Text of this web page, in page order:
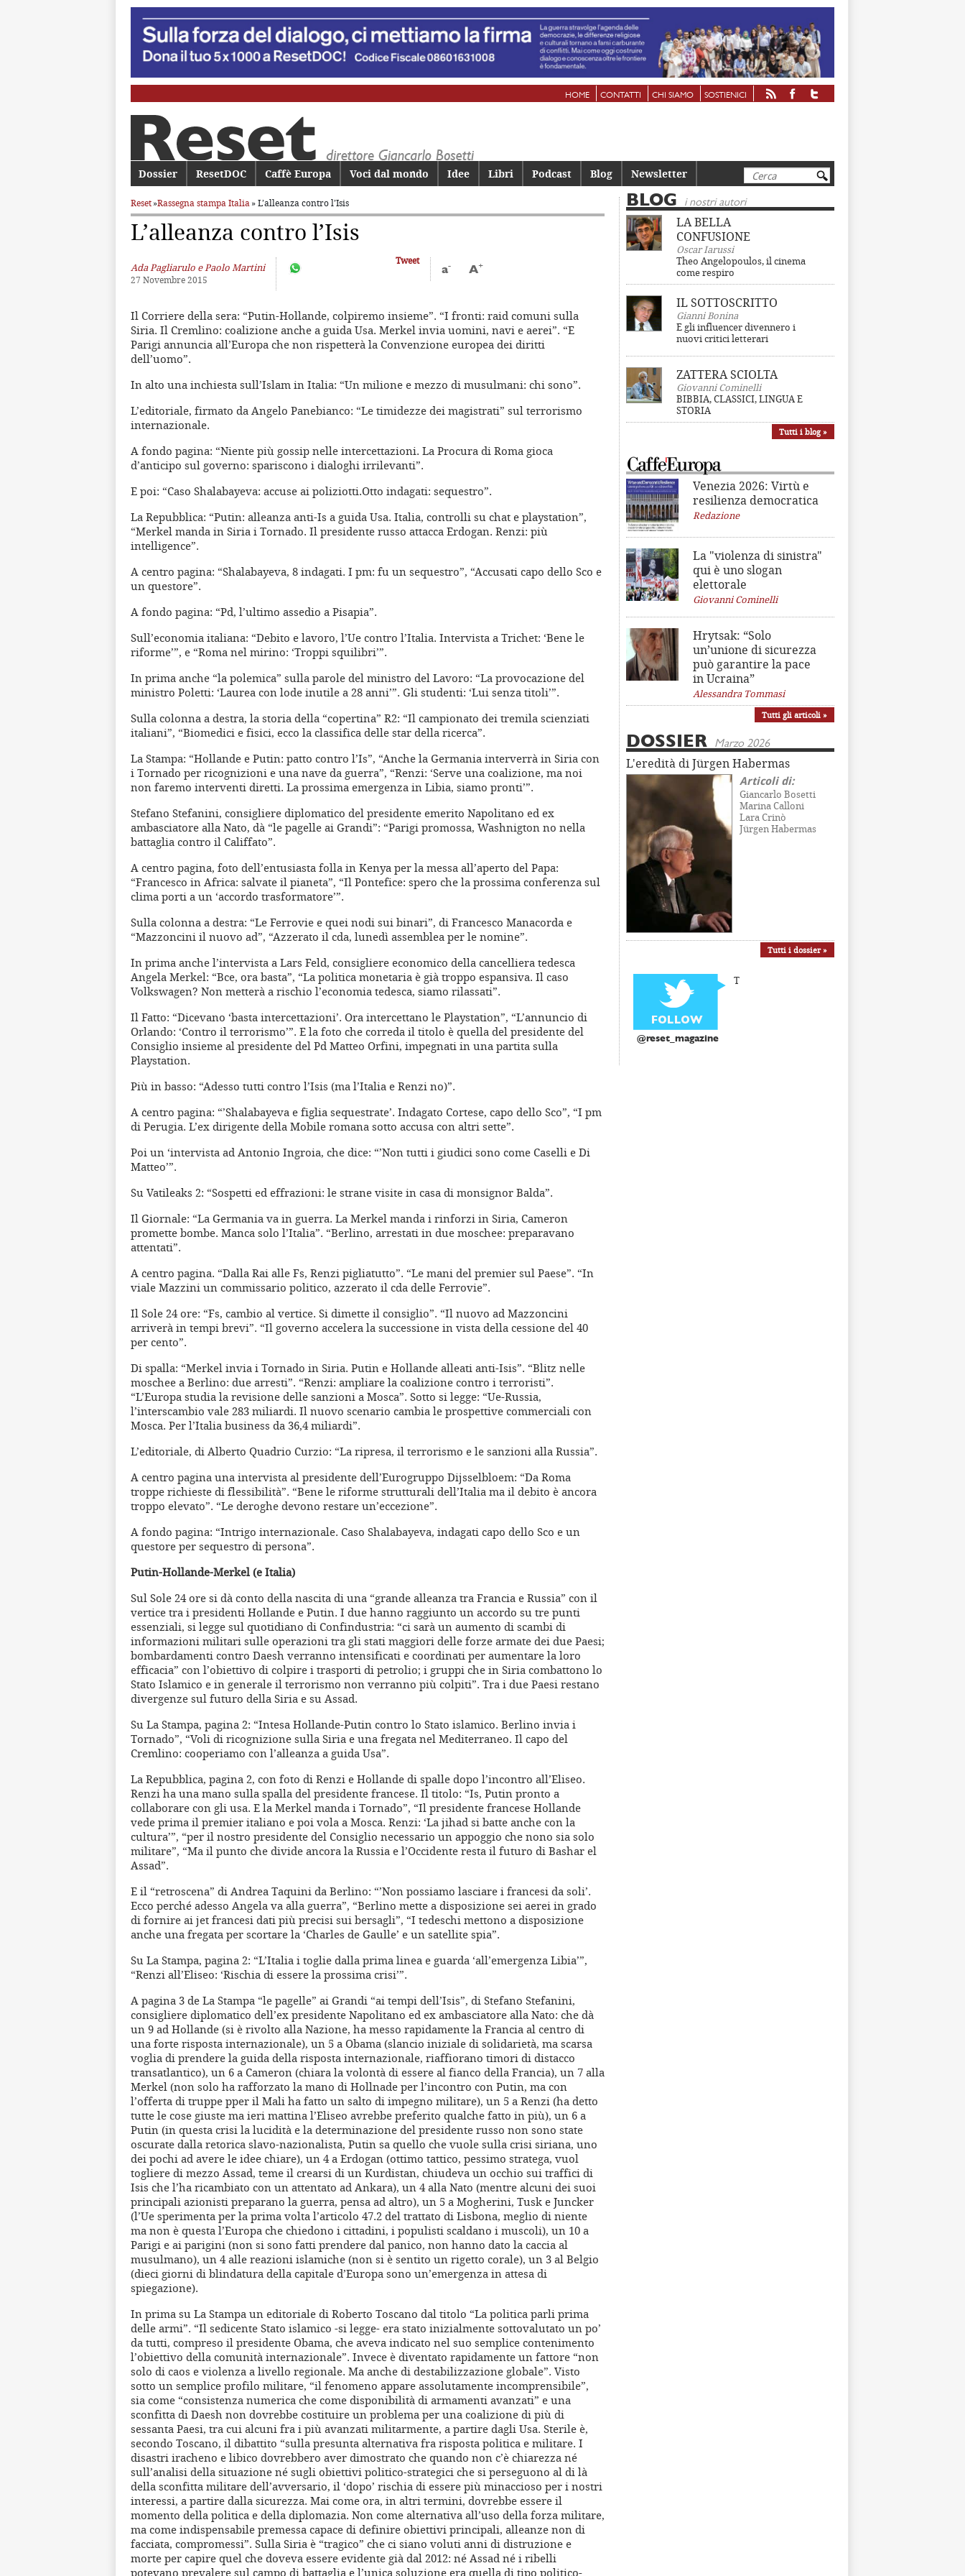
HOME CONTATTI CHI SIAMO SOSTIENICI
Cerca
Menu principale
Vai al contenuto principale
Vai al contenuto secondario
Dossier ResetDOC Caffè Europa Voci dal mondo Idee Libri Podcast Blog Newsletter
Reset»Rassegna stampa Italia» L’alleanza contro l’Isis
L’alleanza contro l’Isis
Ada Pagliarulo e Paolo Martini
27 Novembre 2015
Tweet
a- A+
Il Corriere della sera: “Putin-Hollande, colpiremo insieme”. “I fronti: raid comuni sulla
Siria. Il Cremlino: coalizione anche a guida Usa. Merkel invia uomini, navi e aerei”. “E
Parigi annuncia all’Europa che non rispetterà la Convenzione europea dei diritti
dell’uomo”.
In alto una inchiesta sull’Islam in Italia: “Un milione e mezzo di musulmani: chi sono”.
L’editoriale, firmato da Angelo Panebianco: “Le timidezze dei magistrati” sul terrorismo
internazionale.
A fondo pagina: “Niente più gossip nelle intercettazioni. La Procura di Roma gioca
d’anticipo sul governo: spariscono i dialoghi irrilevanti”.
E poi: “Caso Shalabayeva: accuse ai poliziotti.Otto indagati: sequestro”.
La Repubblica: “Putin: alleanza anti-Is a guida Usa. Italia, controlli su chat e playstation”,
“Merkel manda in Siria i Tornado. Il presidente russo attacca Erdogan. Renzi: più
intelligence”.
A centro pagina: “Shalabayeva, 8 indagati. I pm: fu un sequestro”, “Accusati capo dello Sco e
un questore”.
A fondo pagina: “Pd, l’ultimo assedio a Pisapia”.
Sull’economia italiana: “Debito e lavoro, l’Ue contro l’Italia. Intervista a Trichet: ‘Bene le
riforme’”, e “Roma nel mirino: ‘Troppi squilibri’”.
In prima anche “la polemica” sulla parole del ministro del Lavoro: “La provocazione del
ministro Poletti: ‘Laurea con lode inutile a 28 anni’”. Gli studenti: ‘Lui senza titoli’”.
Sulla colonna a destra, la storia della “copertina” R2: “Il campionato dei tremila scienziati
italiani”, “Biomedici e fisici, ecco la classifica delle star della ricerca”.
La Stampa: “Hollande e Putin: patto contro l’Is”, “Anche la Germania interverrà in Siria con
i Tornado per ricognizioni e una nave da guerra”, “Renzi: ‘Serve una coalizione, ma noi
non faremo interventi diretti. La prossima emergenza in Libia, siamo pronti’”.
Stefano Stefanini, consigliere diplomatico del presidente emerito Napolitano ed ex
ambasciatore alla Nato, dà “le pagelle ai Grandi”: “Parigi promossa, Washnigton no nella
battaglia contro il Califfato”.
A centro pagina, foto dell’entusiasta folla in Kenya per la messa all’aperto del Papa:
“Francesco in Africa: salvate il pianeta”, “Il Pontefice: spero che la prossima conferenza sul
clima porti a un ‘accordo trasformatore’”.
Sulla colonna a destra: “Le Ferrovie e quei nodi sui binari”, di Francesco Manacorda e
“Mazzoncini il nuovo ad”, “Azzerato il cda, lunedì assemblea per le nomine”.
In prima anche l’intervista a Lars Feld, consigliere economico della cancelliera tedesca
Angela Merkel: “Bce, ora basta”, “La politica monetaria è già troppo espansiva. Il caso
Volkswagen? Non metterà a rischio l’economia tedesca, siamo rilassati”.
Il Fatto: “Dicevano ‘basta intercettazioni’. Ora intercettano le Playstation”, “L’annuncio di
Orlando: ‘Contro il terrorismo’”. E la foto che correda il titolo è quella del presidente del
Consiglio insieme al presidente del Pd Matteo Orfini, impegnati in una partita sulla
Playstation.
Più in basso: “Adesso tutti contro l’Isis (ma l’Italia e Renzi no)”.
A centro pagina: “’Shalabayeva e figlia sequestrate’. Indagato Cortese, capo dello Sco”, “I pm
di Perugia. L’ex dirigente della Mobile romana sotto accusa con altri sette”.
Poi un ‘intervista ad Antonio Ingroia, che dice: “’Non tutti i giudici sono come Caselli e Di
Matteo’”.
Su Vatileaks 2: “Sospetti ed effrazioni: le strane visite in casa di monsignor Balda”.
Il Giornale: “La Germania va in guerra. La Merkel manda i rinforzi in Siria, Cameron
promette bombe. Manca solo l’Italia”. “Berlino, arrestati in due moschee: preparavano
attentati”.
A centro pagina. “Dalla Rai alle Fs, Renzi pigliatutto”. “Le mani del premier sul Paese”. “In
viale Mazzini un commissario politico, azzerato il cda delle Ferrovie”.
Il Sole 24 ore: “Fs, cambio al vertice. Si dimette il consiglio”. “Il nuovo ad Mazzoncini
arriverà in tempi brevi”. “Il governo accelera la successione in vista della cessione del 40
per cento”.
Di spalla: “Merkel invia i Tornado in Siria. Putin e Hollande alleati anti-Isis”. “Blitz nelle
moschee a Berlino: due arresti”. “Renzi: ampliare la coalizione contro i terroristi”.
“L’Europa studia la revisione delle sanzioni a Mosca”. Sotto si legge: “Ue-Russia,
l’interscambio vale 283 miliardi. Il nuovo scenario cambia le prospettive commerciali con
Mosca. Per l’Italia business da 36,4 miliardi”.
L’editoriale, di Alberto Quadrio Curzio: “La ripresa, il terrorismo e le sanzioni alla Russia”.
A centro pagina una intervista al presidente dell’Eurogruppo Dijsselbloem: “Da Roma
troppe richieste di flessibilità”. “Bene le riforme strutturali dell’Italia ma il debito è ancora
troppo elevato”. “Le deroghe devono restare un’eccezione”.
A fondo pagina: “Intrigo internazionale. Caso Shalabayeva, indagati capo dello Sco e un
questore per sequestro di persona”.
Putin-Hollande-Merkel (e Italia)
Sul Sole 24 ore si dà conto della nascita di una “grande alleanza tra Francia e Russia” con il
vertice tra i presidenti Hollande e Putin. I due hanno raggiunto un accordo su tre punti
essenziali, si legge sul quotidiano di Confindustria: “ci sarà un aumento di scambi di
informazioni militari sulle operazioni tra gli stati maggiori delle forze armate dei due Paesi;
bombardamenti contro Daesh verranno intensificati e coordinati per aumentare la loro
efficacia” con l’obiettivo di colpire i trasporti di petrolio; i gruppi che in Siria combattono lo
Stato Islamico e in generale il terrorismo non verranno più colpiti”. Tra i due Paesi restano
divergenze sul futuro della Siria e su Assad.
Su La Stampa, pagina 2: “Intesa Hollande-Putin contro lo Stato islamico. Berlino invia i
Tornado”, “Voli di ricognizione sulla Siria e una fregata nel Mediterraneo. Il capo del
Cremlino: cooperiamo con l’alleanza a guida Usa”.
La Repubblica, pagina 2, con foto di Renzi e Hollande di spalle dopo l’incontro all’Eliseo.
Renzi ha una mano sulla spalla del presidente francese. Il titolo: “Is, Putin pronto a
collaborare con gli usa. E la Merkel manda i Tornado”, “Il presidente francese Hollande
vede prima il premier italiano e poi vola a Mosca. Renzi: ‘La jihad si batte anche con la
cultura’”, “per il nostro presidente del Consiglio necessario un appoggio che nono sia solo
militare”, “Ma il punto che divide ancora la Russia e l’Occidente resta il futuro di Bashar el
Assad”.
E il “retroscena” di Andrea Taquini da Berlino: “’Non possiamo lasciare i francesi da soli’.
Ecco perché adesso Angela va alla guerra”, “Berlino mette a disposizione sei aerei in grado
di fornire ai jet francesi dati più precisi sui bersagli”, “I tedeschi mettono a disposizione
anche una fregata per scortare la ‘Charles de Gaulle’ e un satellite spia”.
Su La Stampa, pagina 2: “L’Italia i toglie dalla prima linea e guarda ‘all’emergenza Libia’”,
“Renzi all’Eliseo: ‘Rischia di essere la prossima crisi’”.
A pagina 3 de La Stampa “le pagelle” ai Grandi “ai tempi dell’Isis”, di Stefano Stefanini,
consigliere diplomatico dell’ex presidente Napolitano ed ex ambasciatore alla Nato: che dà
un 9 ad Hollande (si è rivolto alla Nazione, ha messo rapidamente la Francia al centro di
una forte risposta internazionale), un 5 a Obama (slancio iniziale di solidarietà, ma scarsa
voglia di prendere la guida della risposta internazionale, riaffiorano timori di distacco
transatlantico), un 6 a Cameron (chiara la volontà di essere al fianco della Francia), un 7 alla
Merkel (non solo ha rafforzato la mano di Hollnade per l’incontro con Putin, ma con
l’offerta di truppe pper il Mali ha fatto un salto di impegno militare), un 5 a Renzi (ha detto
tutte le cose giuste ma ieri mattina l’Eliseo avrebbe preferito qualche fatto in più), un 6 a
Putin (in questa crisi la lucidità e la determinazione del presidente russo non sono state
oscurate dalla retorica slavo-nazionalista, Putin sa quello che vuole sulla crisi siriana, uno
dei pochi ad avere le idee chiare), un 4 a Erdogan (ottimo tattico, pessimo stratega, vuol
togliere di mezzo Assad, teme il crearsi di un Kurdistan, chiudeva un occhio sui traffici di
Isis che l’ha ricambiato con un attentato ad Ankara), un 4 alla Nato (mentre alcuni dei suoi
principali azionisti preparano la guerra, pensa ad altro), un 5 a Mogherini, Tusk e Juncker
(l’Ue sperimenta per la prima volta l’articolo 47.2 del trattato di Lisbona, meglio di niente
ma non è questa l’Europa che chiedono i cittadini, i populisti scaldano i muscoli), un 10 a
Parigi e ai parigini (non si sono fatti prendere dal panico, non hanno dato la caccia al
musulmano), un 4 alle reazioni islamiche (non si è sentito un rigetto corale), un 3 al Belgio
(dieci giorni di blindatura della capitale d’Europa sono un’emergenza in attesa di
spiegazione).
In prima su La Stampa un editoriale di Roberto Toscano dal titolo “La politica parli prima
delle armi”. “Il sedicente Stato islamico -si legge- era stato inizialmente sottovalutato un po’
da tutti, compreso il presidente Obama, che aveva indicato nel suo semplice contenimento
l’obiettivo della comunità internazionale”. Invece è diventato rapidamente un fattore “non
solo di caos e violenza a livello regionale. Ma anche di destabilizzazione globale”. Visto
sotto un semplice profilo militare, “il fenomeno appare assolutamente incomprensibile”,
sia come “consistenza numerica che come disponibilità di armamenti avanzati” e una
sconfitta di Daesh non dovrebbe costituire un problema per una coalizione di più di
sessanta Paesi, tra cui alcuni fra i più avanzati militarmente, a partire dagli Usa. Sterile è,
secondo Toscano, il dibattito “sulla presunta alternativa fra risposta politica e militare. I
disastri iracheno e libico dovrebbero aver dimostrato che quando non c’è chiarezza né
sull’analisi della situazione né sugli obiettivi politico-strategici che si perseguono al di là
della sconfitta militare dell’avversario, il ‘dopo’ rischia di essere più minaccioso per i nostri
interessi, a partire dalla sicurezza. Mai come ora, in altri termini, dovrebbe essere il
momento della politica e della diplomazia. Non come alternativa all’uso della forza militare,
ma come indispensabile premessa capace di definire obiettivi principali, alleanze non di
facciata, compromessi”. Sulla Siria è “tragico” che ci siano voluti anni di distruzione e
morte per capire quel che doveva essere evidente già dal 2012: né Assad né i ribelli
potevano prevalere sul campo di battaglia e l’unica soluzione era quella di tipo politico-
BLOG i nostri autori
LA BELLA
CONFUSIONE
Oscar Iarussi
Theo Angelopoulos, il cinema
come respiro
IL SOTTOSCRITTO
Gianni Bonina
E gli influencer divennero i
nuovi critici letterari
ZATTERA SCIOLTA
Giovanni Cominelli
BIBBIA, CLASSICI, LINGUA E
STORIA
Tutti i blog »
Venezia 2026: Virtù e
resilienza democratica
Redazione
La "violenza di sinistra"
qui è uno slogan
elettorale
Giovanni Cominelli
Hrytsak: “Solo
un’unione di sicurezza
può garantire la pace
in Ucraina”
Alessandra Tommasi
Tutti gli articoli »
DOSSIER Marzo 2026
L'eredità di Jürgen Habermas
Articoli di:
Giancarlo Bosetti
Marina Calloni
Lara Crinò
Jürgen Habermas
Tutti i dossier »
@reset_magazine
T